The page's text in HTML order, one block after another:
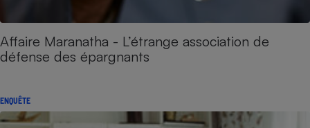
Affaire Maranatha - L’étrange association de
défense des épargnants
ENQUÊTE